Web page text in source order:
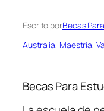
Escrito porBecas
Australia, Maestría,
Becas Para